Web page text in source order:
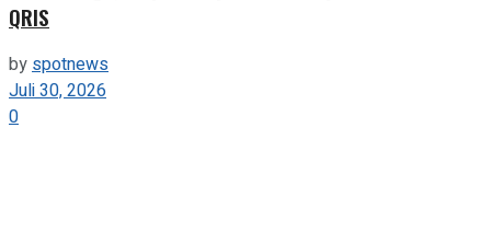
QRIS
byspotnews
Juli 30, 2026
0